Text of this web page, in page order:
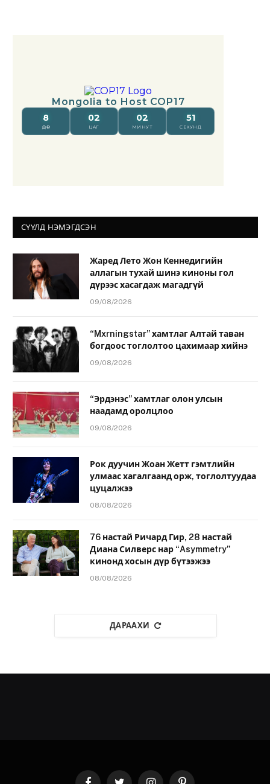
СҮҮЛД НЭМЭГДСЭН
Жаред Лето Жон Кеннедигийн
аллагын тухай шинэ киноны гол
дүрээс хасагдаж магадгүй
09/08/2026
“Mxrningstar” хамтлаг Алтай таван
богдоос тоглолтоо цахимаар хийнэ
09/08/2026
“Эрдэнэс” хамтлаг олон улсын
наадамд оролцлоо
09/08/2026
Рок дуучин Жоан Жетт гэмтлийн
улмаас хагалгаанд орж, тоглолтуудаа
цуцалжээ
08/08/2026
76 настай Ричард Гир, 28 настай
Диана Силверс нар “Asymmetry”
кинонд хосын дүр бүтээжээ
08/08/2026
ДАРААХИ